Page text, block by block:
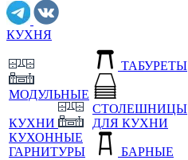
КУХНЯ
МОДУЛЬНЫЕ
КУХНИ
КУХОННЫЕ
ГАРНИТУРЫ
ТАБУРЕТЫ
СТОЛЕШНИЦЫ
ДЛЯ КУХНИ
БАРНЫЕ